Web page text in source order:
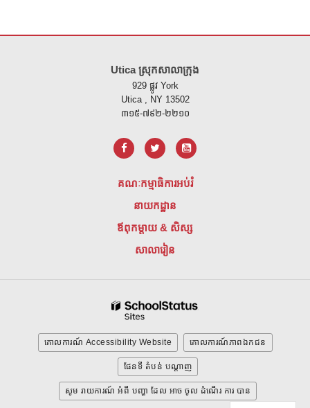
Utica ស្រុកសាលាក្រុង
929 ផ្លូវ York
Utica , NY 13502
៣១៥-៧៩២-២២១០
គណៈកម្មាធិការអប់រំ
នាយកដ្ឋាន
ឪពុកម្តាយ & សិស្ស
សាលារៀន
គោលការណ៍ Accessibility Website គោលការណ៍ភាពឯកជន
ផែនទី តំបន់ បណ្ដាញ
សូម រាយការណ៍ អំពី បញ្ហា ដែល អាច ចូល ដំណើរ ការ បាន